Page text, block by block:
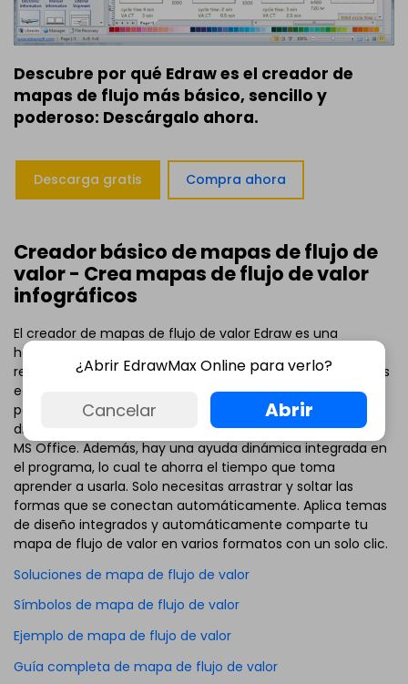
Descubre por qué Edraw es el creador de
mapas de flujo más básico, sencillo y
poderoso: Descárgalo ahora.
Descarga gratis Compra ahora
Creador básico de mapas de flujo de
valor - Crea mapas de flujo de valor
infográficos
El creador de mapas de flujo de valor Edraw es una
herramienta sencilla y extremadamente útil. Produce
resultados de diagramas vectoriales componiendo formas
editables. Incluso los principiantes que no tienen habilidad
para dibujar pueden usar esta app fácilmente y obtener
diagramas profesionales. La interfaz es muy similar a la de
MS Office. Además, hay una ayuda dinámica integrada en
el programa, lo cual te ahorra el tiempo que toma
aprender a usarla. Solo necesitas arrastrar y soltar las
formas que se conectan automáticamente. Aplica temas
de diseño integrados y automáticamente comparte tu
mapa de flujo de valor en varios formatos con un solo clic.
Soluciones de mapa de flujo de valor
Símbolos de mapa de flujo de valor
Ejemplo de mapa de flujo de valor
Guía completa de mapa de flujo de valor
¿Abrir EdrawMax Online para verlo?
Cancelar Abrir